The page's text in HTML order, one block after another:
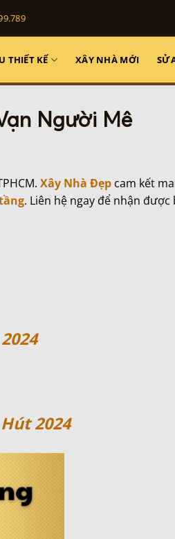
THIẾT KẾ XÂY NHÀ MỚI
Người Mê
Xây Nhà Đẹp cam kết
. Liên hệ ngay để nhận được
2024